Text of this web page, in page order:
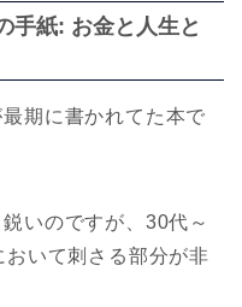
手紙: お金と人生と
期に書かれてた本で
いのですが、30代～
いて刺さる部分が非